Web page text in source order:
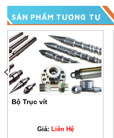
SẢN PHẨM TƯƠNG TỰ
Bộ Trục vít
Giá: Liên Hệ